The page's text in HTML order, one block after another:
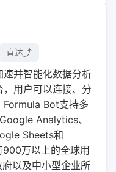
直达⤴︎
并智能化数据分析
用户可以连接、分
Formula Bot支持多
Analytics、
Sheets和
万以上的全球用
以及中小型企业所